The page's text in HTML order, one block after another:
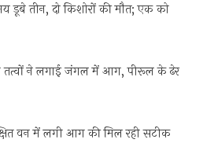
डूबे तीन, दो किशोरों की मौत; एक को
तत्वों ने लगाई जंगल में आग, पीरूल के ढेर
वन में लगी आग की मिल रही सटीक